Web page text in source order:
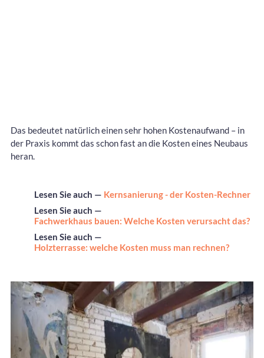
Das bedeutet natürlich einen sehr hohen Kostenaufwand – in
der Praxis kommt das schon fast an die Kosten eines Neubaus
heran.
Lesen Sie auch — Kernsanierung - der Kosten-Rechner
Lesen Sie auch —
Fachwerkhaus bauen: Welche Kosten verursacht das?
Lesen Sie auch —
Holzterrasse: welche Kosten muss man rechnen?